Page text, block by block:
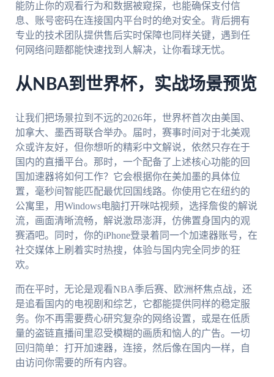
能防止你的观看行为和数据被窥探，也能确保支付信
息、账号密码在连接国内平台时的绝对安全。背后拥有
专业的技术团队提供售后实时保障也同样关键，遇到任
何网络问题都能快速找到人解决，让你看球无忧。
从NBA到世界杯，实战场景预览
让我们把场景拉到不远的2026年，世界杯首次由美国、
加拿大、墨西哥联合举办。届时，赛事时间对于北美观
众或许友好，但你想听的精彩中文解说，依然只存在于
国内的直播平台。那时，一个配备了上述核心功能的回
国加速器将如何工作？它会根据你在美加墨的具体位
置，毫秒间智能匹配最优回国线路。你使用它在纽约的
公寓里，用Windows电脑打开咪咕视频，选择詹俊的解说
流，画面清晰流畅，解说激昂澎湃，仿佛置身国内的观
赛酒吧。同时，你的iPhone登录着同一个加速器账号，在
社交媒体上刷着实时热搜，体验与国内完全同步的狂
欢。
而在平时，无论是观看NBA季后赛、欧洲杯焦点战，还
是追看国内的电视剧和综艺，它都能提供同样的稳定服
务。你不再需要费心研究复杂的网络设置，或是在低质
量的盗链直播间里忍受模糊的画质和恼人的广告。一切
回归简单：打开加速器，连接，然后像在国内一样，自
由访问你需要的所有内容。